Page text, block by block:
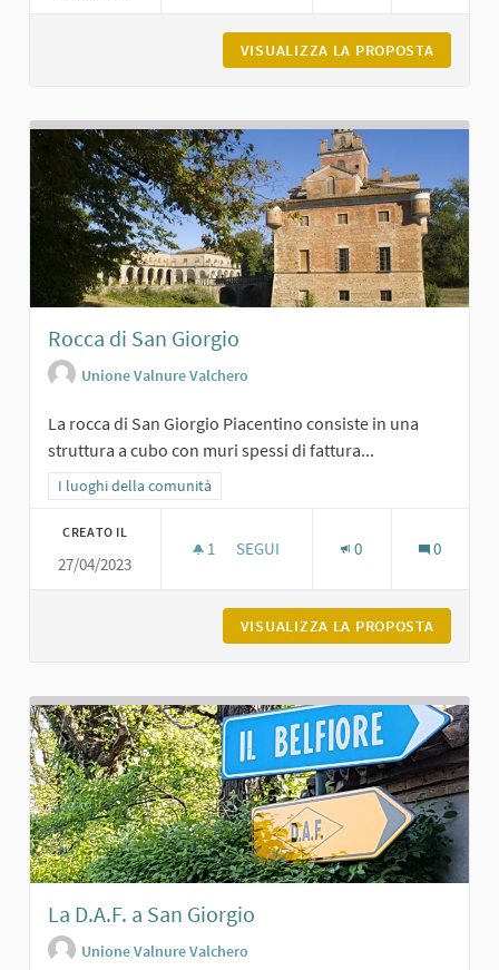
VISUALIZZA LA PROPOSTA
Rocca di San Giorgio
Unione Valnure Valchero
La rocca di San Giorgio Piacentino consiste in una
struttura a cubo con muri spessi di fattura...
Filtra i risultati per categoria: I luoghi della comunità
I luoghi della comunità
CREATO IL
27/04/2023
1 1 SOSTENITORI
SEGUI 0 0
VISUALIZZA LA PROPOSTA
La D.A.F. a San Giorgio
Unione Valnure Valchero